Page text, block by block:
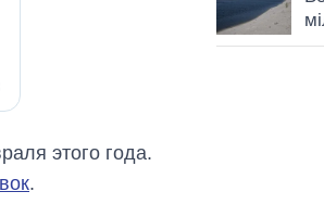
этого года.
.